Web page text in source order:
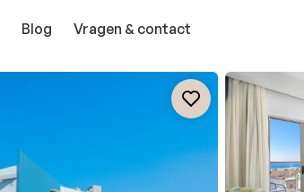
Blog Vragen & contact